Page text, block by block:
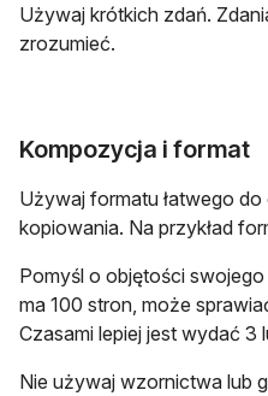
Używaj krótkich zdań.
zrozumieć.
Kompozycja i format
Używaj formatu łatwego
kopiowania. Na przykład
Pomyśl o objętości
ma 100 stron, może
Czasami lepiej jest wydać 3
Nie używaj wzornictwa lub